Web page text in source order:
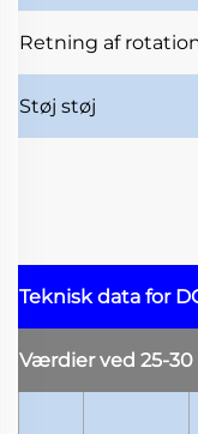
Retning af
Støj støj
Teknisk data for
Værdier ved 25-30